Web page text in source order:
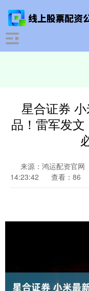
星合证券
品！雷军发
来源：鸿运配资官网
14:23:42
查看：86